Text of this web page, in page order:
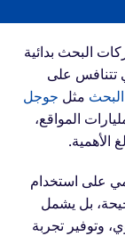
البحث بدائية
تتنافس على
مثل جوجل
المواقع،
الأهمية.
على استخدام
بل يشمل
وتوفير تجربة